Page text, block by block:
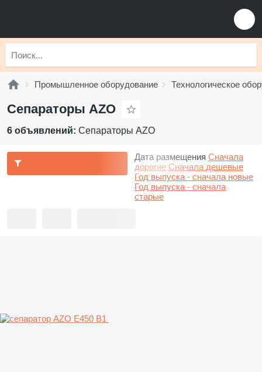
Промышленное оборудование Технологическое
Сепараторы AZO
6 объявлений: Сепараторы AZO
Дата размещения Сначала
дорогие Сначала дешевые
Год выпуска - сначала новые
Год выпуска - сначала
старые